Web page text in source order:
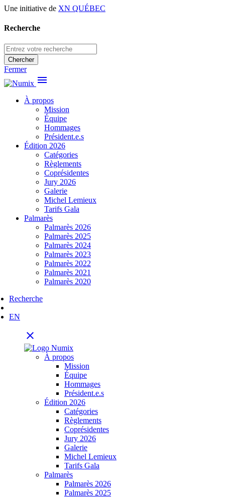
Une initiative de XN QUÉBEC
Recherche
Chercher
Fermer
menu
À propos
Mission
Équipe
Hommages
Président.e.s
Édition 2026
Catégories
Règlements
Coprésidentes
Jury 2026
Galerie
Michel Lemieux
Tarifs Gala
Palmarès
Palmarès 2026
Palmarès 2025
Palmarès 2024
Palmarès 2023
Palmarès 2022
Palmarès 2021
Palmarès 2020
Recherche
EN
close
À propos
Mission
Équipe
Hommages
Président.e.s
Édition 2026
Catégories
Règlements
Coprésidentes
Jury 2026
Galerie
Michel Lemieux
Tarifs Gala
Palmarès
Palmarès 2026
Palmarès 2025